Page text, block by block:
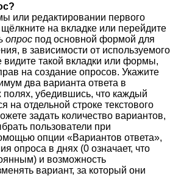
или редактировании первого
на вкладке или перейдите
опрос под основной формой для
в зависимости от используемого
видите такой вкладки или формы,
на создание опросов. Укажите
два варианта ответа в
полях, убедившись, что каждый
на отдельной строке текстового
задать количество вариантов,
пользователи при
опции «Вариантов ответа»,
опроса в днях (0 означает, что
и возможность
вариант, за который они